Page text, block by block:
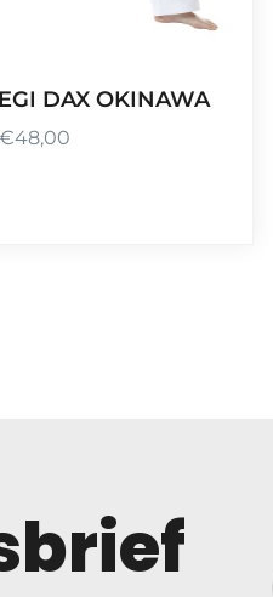
DAX OKINAWA
€48,00